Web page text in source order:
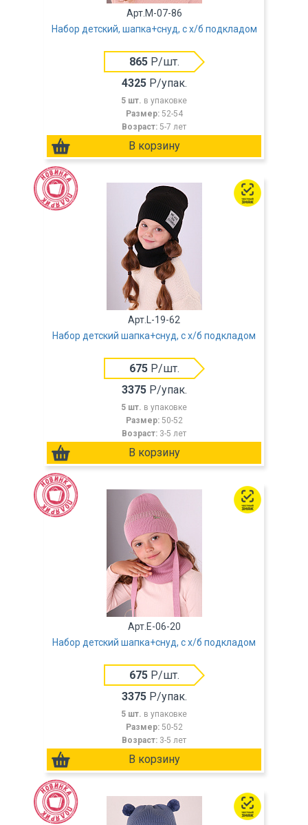
Арт.M-07-86
Набор детский, шапка+снуд, с х/б подкладом
865Р/шт.
4325Р/упак.
5 шт. в упаковке
Размер: 52-54
Возраст: 5-7 лет
Арт.L-19-62
Набор детский шапка+снуд, с х/б подкладом
675Р/шт.
3375Р/упак.
5 шт. в упаковке
Размер: 50-52
Возраст: 3-5 лет
Арт.E-06-20
Набор детский шапка+снуд, с х/б подкладом
675Р/шт.
3375Р/упак.
5 шт. в упаковке
Размер: 50-52
Возраст: 3-5 лет